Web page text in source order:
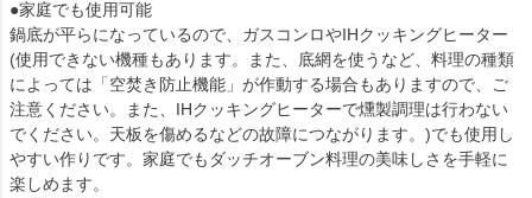
●家庭でも使用可能
鍋底が平らになっているので、ガスコンロやIHクッキングヒーター
(使用できない機種もあります。また、底網を使うなど、料理の種類
によっては「空焚き防止機能」が作動する場合もありますので、ご
注意ください。また、IHクッキングヒーターで燻製調理は行わない
でください。天板を傷めるなどの故障につながります。)でも使用し
やすい作りです。家庭でもダッチオーブン料理の美味しさを手軽に
楽しめます。